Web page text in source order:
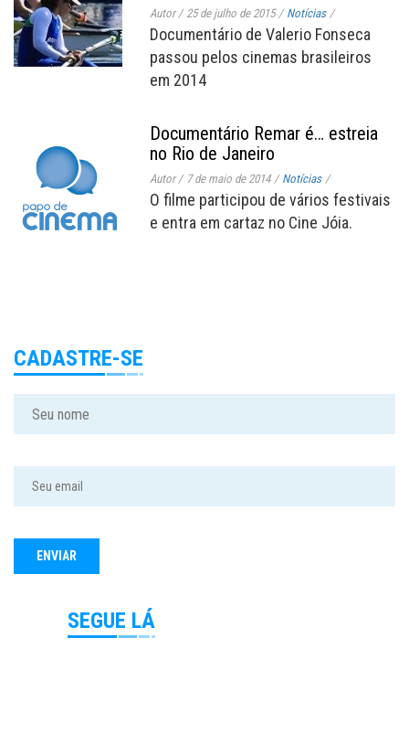
Autor/ 25 de julho de 2015 / Notícias /
Documentário de Valerio Fonseca
passou pelos cinemas brasileiros
em 2014
Documentário Remar é… estreia
no Rio de Janeiro
Autor/ 7 de maio de 2014 / Notícias /
O filme participou de vários festivais
e entra em cartaz no Cine Jóia.
CADASTRE-SE
SEGUE LÁ